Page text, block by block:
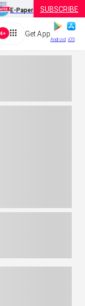
E-Paper SUBSCRIBE
Get App
Android iOS